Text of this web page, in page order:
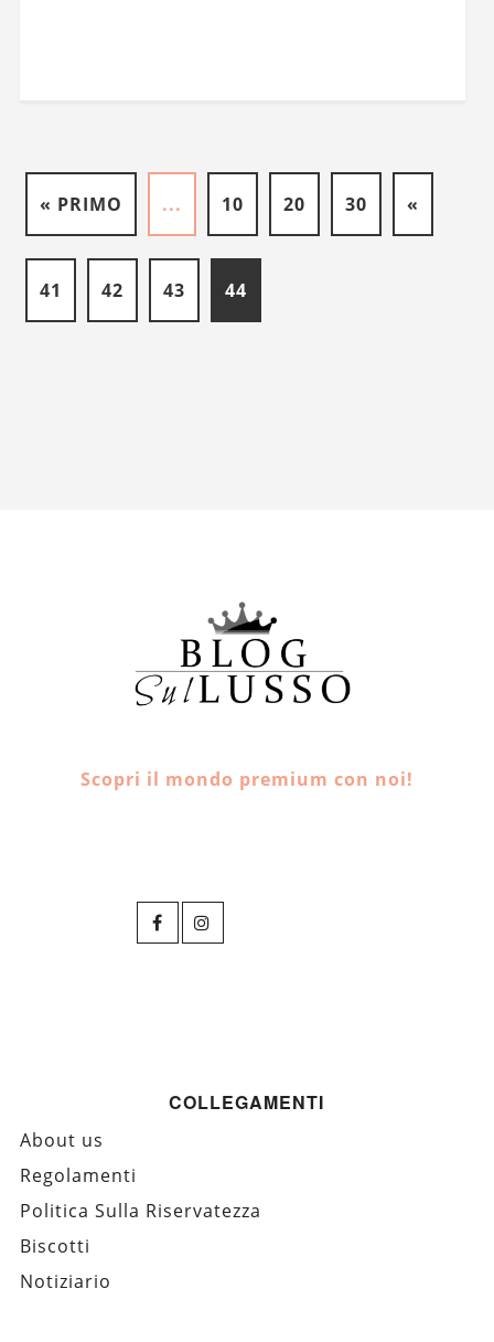
« PRIMO ... 10 20 30 «
41 42 43 44
Scopri il mondo premium con noi!
COLLEGAMENTI
About us
Regolamenti
Politica Sulla Riservatezza
Biscotti
Notiziario